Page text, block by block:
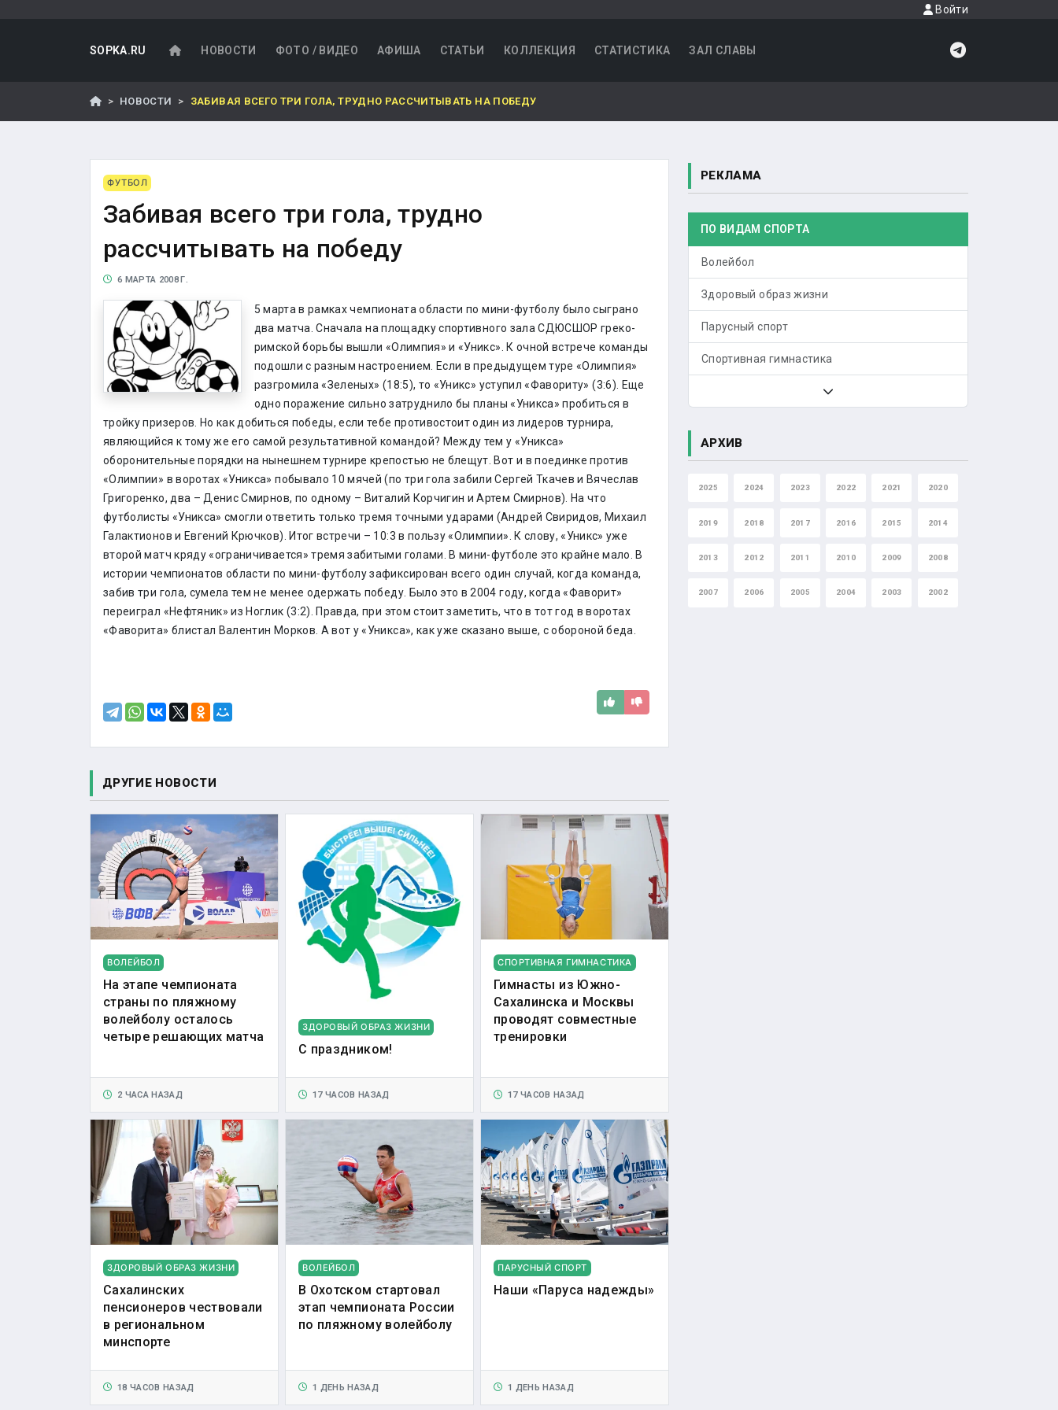
Войти
SOPKA.RU НОВОСТИ ФОТО / ВИДЕО АФИША СТАТЬИ КОЛЛЕКЦИЯ СТАТИСТИКА ЗАЛ СЛАВЫ
НОВОСТИ ЗАБИВАЯ ВСЕГО ТРИ ГОЛА, ТРУДНО РАССЧИТЫВАТЬ НА ПОБЕДУ
ФУТБОЛ
Забивая всего три гола, трудно
рассчитывать на победу
6 МАРТА 2008 Г.
5 марта в рамках чемпионата области по мини-футболу было сыграно
два матча. Сначала на площадку спортивного зала СДЮСШОР греко-
римской борьбы вышли «Олимпия» и «Уникс». К очной встрече команды
подошли с разным настроением. Если в предыдущем туре «Олимпия»
разгромила «Зеленых» (18:5), то «Уникс» уступил «Фавориту» (3:6). Еще
одно поражение сильно затруднило бы планы «Уникса» пробиться в
тройку призеров. Но как добиться победы, если тебе противостоит один из лидеров турнира,
являющийся к тому же его самой результативной командой? Между тем у «Уникса»
оборонительные порядки на нынешнем турнире крепостью не блещут. Вот и в поединке против
«Олимпии» в воротах «Уникса» побывало 10 мячей (по три гола забили Сергей Ткачев и Вячеслав
Григоренко, два – Денис Смирнов, по одному – Виталий Корчигин и Артем Смирнов). На что
футболисты «Уникса» смогли ответить только тремя точными ударами (Андрей Свиридов, Михаил
Галактионов и Евгений Крючков). Итог встречи – 10:3 в пользу «Олимпии». К слову, «Уникс» уже
второй матч кряду «ограничивается» тремя забитыми голами. В мини-футболе это крайне мало. В
истории чемпионатов области по мини-футболу зафиксирован всего один случай, когда команда,
забив три гола, сумела тем не менее одержать победу. Было это в 2004 году, когда «Фаворит»
переиграл «Нефтяник» из Ноглик (3:2). Правда, при этом стоит заметить, что в тот год в воротах
«Фаворита» блистал Валентин Морков. А вот у «Уникса», как уже сказано выше, с обороной беда.
ДРУГИЕ НОВОСТИ
ВОЛЕЙБОЛ
На этапе чемпионата
страны по пляжному
волейболу осталось
четыре решающих матча
2 ЧАСА НАЗАД
ЗДОРОВЫЙ ОБРАЗ ЖИЗНИ
С праздником!
17 ЧАСОВ НАЗАД
СПОРТИВНАЯ ГИМНАСТИКА
Гимнасты из Южно-
Сахалинска и Москвы
проводят совместные
тренировки
17 ЧАСОВ НАЗАД
ЗДОРОВЫЙ ОБРАЗ ЖИЗНИ
Сахалинских
пенсионеров чествовали
в региональном
минспорте
18 ЧАСОВ НАЗАД
ВОЛЕЙБОЛ
В Охотском стартовал
этап чемпионата России
по пляжному волейболу
1 ДЕНЬ НАЗАД
ПАРУСНЫЙ СПОРТ
Наши «Паруса надежды»
1 ДЕНЬ НАЗАД
РЕКЛАМА
ПО ВИДАМ СПОРТА
Волейбол
Здоровый образ жизни
Парусный спорт
Спортивная гимнастика
АРХИВ
2025 2024 2023 2022 2021 2020
2019 2018 2017 2016 2015 2014
2013 2012 2011 2010 2009 2008
2007 2006 2005 2004 2003 2002